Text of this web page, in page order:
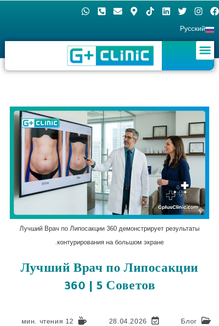
Русский
Лучший Врач по Липосакции 360 демонстрирует результаты
контурирования на большом экране.
Лучший Врач по Липосакции
360 | 5 Советов
Блог
28.04.2026
12 мин. чтения